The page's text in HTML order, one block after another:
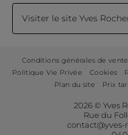
Visiter le site Yves
Conditions générales de vente
Politique Vie Privée
Cookies
Plan du site
Prix
2026 © Yves
Rue du